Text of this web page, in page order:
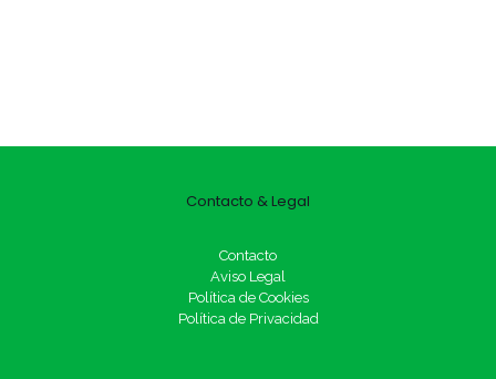
Contacto & Legal
Contacto
Aviso Legal
Política de Cookies
Política de Privacidad